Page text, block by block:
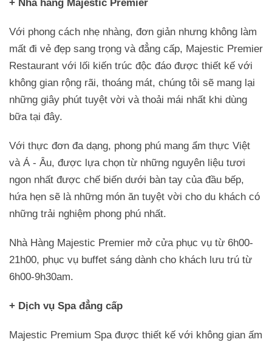
+ Nhà hàng Majestic Premier
Với phong cách nhẹ nhàng, đơn giản nhưng không làm
mất đi vẻ đẹp sang trọng và đẳng cấp, Majestic Premier
Restaurant với lối kiến trúc độc đáo được thiết kế với
không gian rộng rãi, thoáng mát, chúng tôi sẽ mang lại
những giây phút tuyệt vời và thoải mái nhất khi dùng
bữa tại đây.
Với thực đơn đa dạng, phong phú mang ẩm thực Việt
và Á - Âu, được lựa chọn từ những nguyên liệu tươi
ngon nhất được chế biến dưới bàn tay của đầu bếp,
hứa hẹn sẽ là những món ăn tuyệt vời cho du khách có
những trải nghiệm phong phú nhất.
Nhà Hàng Majestic Premier mở cửa phục vụ từ 6h00-
21h00, phục vụ buffet sáng dành cho khách lưu trú từ
6h00-9h30am.
+ Dịch vụ Spa đẳng cấp
Majestic Premium Spa được thiết kế với không gian ấm